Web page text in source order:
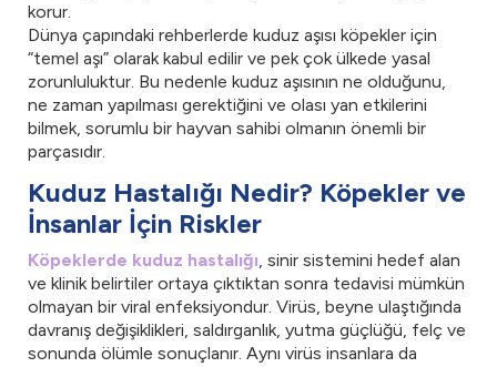
korur.
Dünya çapındaki rehberlerde kuduz aşısı köpekler için
“temel aşı” olarak kabul edilir ve pek çok ülkede yasal
zorunluluktur. Bu nedenle kuduz aşısının ne olduğunu,
ne zaman yapılması gerektiğini ve olası yan etkilerini
bilmek, sorumlu bir hayvan sahibi olmanın önemli bir
parçasıdır.
Kuduz Hastalığı Nedir? Köpekler ve
İnsanlar İçin Riskler
Köpeklerde kuduz hastalığı, sinir sistemini hedef alan
ve klinik belirtiler ortaya çıktıktan sonra tedavisi mümkün
olmayan bir viral enfeksiyondur. Virüs, beyne ulaştığında
davranış değişiklikleri, saldırganlık, yutma güçlüğü, felç ve
sonunda ölümle sonuçlanır. Aynı virüs insanlara da